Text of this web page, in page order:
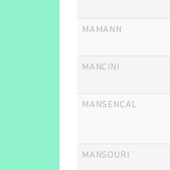
MAMANN
MANCINI
MANSENCAL
MANSOURI